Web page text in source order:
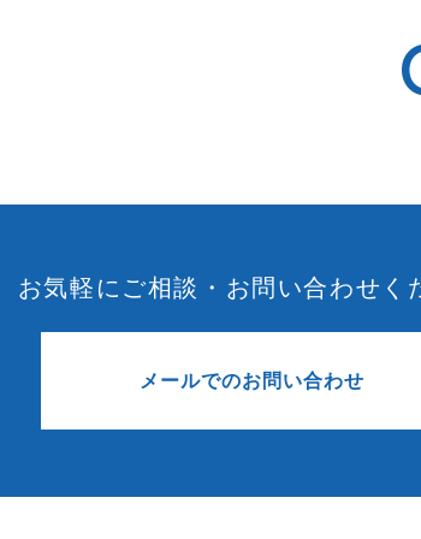
お気軽にご相談・お問い合わせく
メールでのお問い合わせ